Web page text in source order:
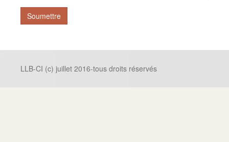
Soumettre
LLB-CI (c) juillet 2016-tous droits réservés